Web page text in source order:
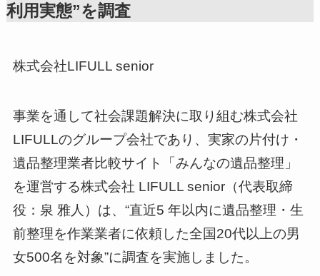
利用実態”を調査
株式会社LIFULL senior
事業を通して社会課題解決に取り組む株式会社
LIFULLのグループ会社であり、実家の片付け・
遺品整理業者比較サイト「みんなの遺品整理」
を運営する株式会社 LIFULL senior（代表取締
役：泉 雅人）は、“直近5 年以内に遺品整理・生
前整理を作業業者に依頼した全国20代以上の男
女500名を対象”に調査を実施しました。